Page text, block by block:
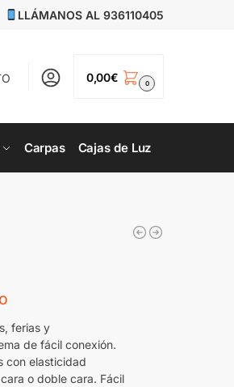
LLÁMANOS AL 936110405
0,00€ 0
Carpas Cajas de Luz
ferias y
de fácil conexión.
con elasticidad
o doble cara. Fácil